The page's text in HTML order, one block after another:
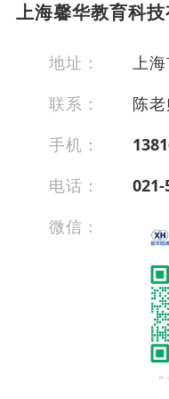
上海馨华教育科
地址：
上
联系：
陈
手机：
电话：
021-
微信：